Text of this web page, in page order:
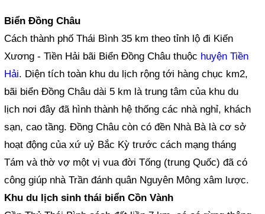
Biển Đồng Châu
Cách thành phố Thái Bình 35 km theo tỉnh lộ đi Kiến
Xương - Tiền Hải bãi Biển Đồng Châu thuộc huyện Tiền
Hải. Diện tích toàn khu du lịch rộng tới hàng chục km2,
bãi biển Đồng Châu dài 5 km là trung tâm của khu du
lịch nơi đây đã hình thành hệ thống các nhà nghỉ, khách
sạn, cao tầng. Đồng Châu còn có đền Nhà Bà là cơ sở
hoạt động của xứ uỷ Bắc Kỳ trước cách mạng tháng
Tám và thờ vợ một vị vua đời Tống (trung Quốc) đã có
công giúp nhà Trần đánh quân Nguyên Mông xâm lược.
Khu du lịch sinh thái biển Cồn Vành